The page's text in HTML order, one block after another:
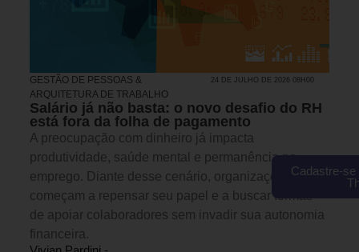
GESTÃO DE PESSOAS &
ARQUITETURA DE TRABALHO
24 DE JULHO DE 2026 08H00
Salário já não basta: o novo desafio do RH
está fora da folha de pagamento
A preocupação com dinheiro já impacta
produtividade, saúde mental e permanência no
emprego. Diante desse cenário, organizações
começam a repensar seu papel e a buscar formas
de apoiar colaboradores sem invadir sua autonomia
financeira.
Cadastre-